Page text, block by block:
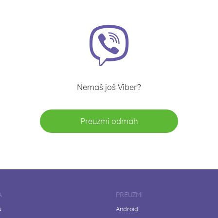
Nemaš još Viber?
Preuzmi odmah
PREUZMI
Android